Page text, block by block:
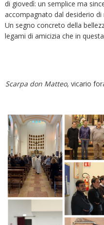
di giovedì: un semplice ma
accompagnato dal desiderio
Un segno concreto della
legami di amicizia che in
Scarpa don Matteo, vicario